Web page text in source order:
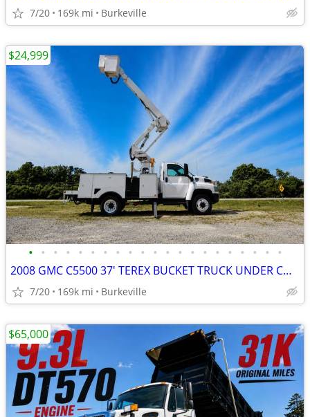
7/20 169k mi Burkeville
• • • • • • • • • • • • • • • • • • • • •
2008 GMC C5500 37' TEREX BUCKET TRUCK UNDER CDL 6.6 DURAMAX
7/20 169k mi Burkeville
$24,999
$65,000